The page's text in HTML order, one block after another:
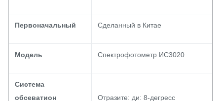
Первоначальный Сделанный в Китае
Модель Спектрофотометр ИС3020
Система
обсеватион
Отразите: ди: 8-дегресс